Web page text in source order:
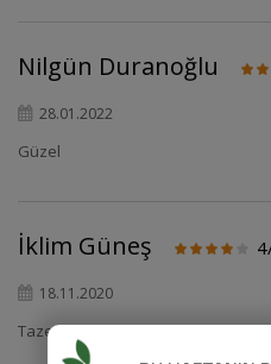
Nilgün Duranoğlu
28.01.2022
Güzel
İklim Güneş
18.11.2020
Taze ve güzel